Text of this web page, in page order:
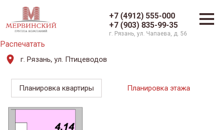
+7 (4912) 555-000
+7 (903) 835-99-35
г. Рязань, ул. Чапаева, д. 56
Распечатать
г. Рязань, ул. Птицеводов
Планировка квартиры Планировка этажа